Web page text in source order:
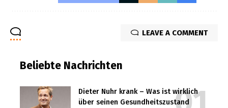
LEAVE A COMMENT
Beliebte Nachrichten
Dieter Nuhr krank – Was ist wirklich
über seinen Gesundheitszustand